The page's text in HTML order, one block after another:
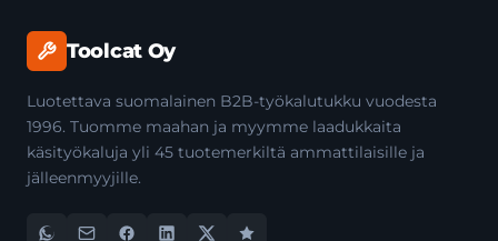
Toolcat Oy
Luotettava suomalainen B2B-työkalutukku vuodesta
1996. Tuomme maahan ja myymme laadukkaita
käsityökaluja yli 45 tuotemerkiltä ammattilaisille ja
jälleenmyyjille.